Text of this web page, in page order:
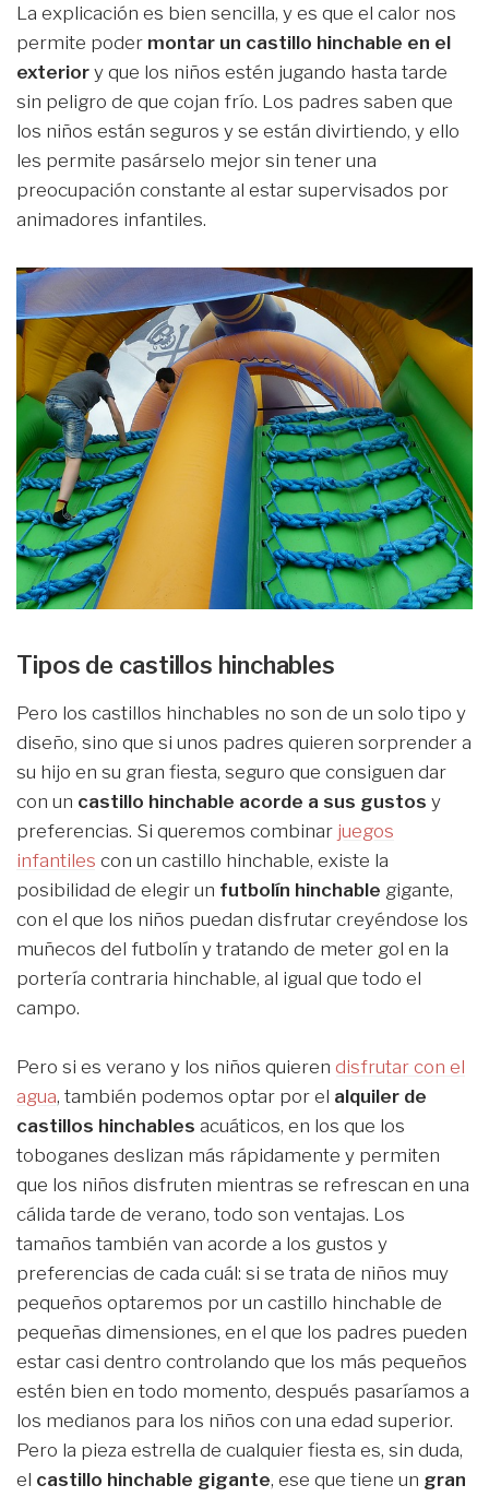
La explicación es bien sencilla, y es que el calor nos
permite poder montar un castillo hinchable en el
exterior y que los niños estén jugando hasta tarde
sin peligro de que cojan frío. Los padres saben que
los niños están seguros y se están divirtiendo, y ello
les permite pasárselo mejor sin tener una
preocupación constante al estar supervisados por
animadores infantiles.
Tipos de castillos hinchables
Pero los castillos hinchables no son de un solo tipo y
diseño, sino que si unos padres quieren sorprender a
su hijo en su gran fiesta, seguro que consiguen dar
con un castillo hinchable acorde a sus gustos y
preferencias. Si queremos combinar juegos
infantiles con un castillo hinchable, existe la
posibilidad de elegir un futbolín hinchable gigante,
con el que los niños puedan disfrutar creyéndose los
muñecos del futbolín y tratando de meter gol en la
portería contraria hinchable, al igual que todo el
campo.
Pero si es verano y los niños quieren disfrutar con el
agua, también podemos optar por el alquiler de
castillos hinchables acuáticos, en los que los
toboganes deslizan más rápidamente y permiten
que los niños disfruten mientras se refrescan en una
cálida tarde de verano, todo son ventajas. Los
tamaños también van acorde a los gustos y
preferencias de cada cuál: si se trata de niños muy
pequeños optaremos por un castillo hinchable de
pequeñas dimensiones, en el que los padres pueden
estar casi dentro controlando que los más pequeños
estén bien en todo momento, después pasaríamos a
los medianos para los niños con una edad superior.
Pero la pieza estrella de cualquier fiesta es, sin duda,
el castillo hinchable gigante, ese que tiene un gran